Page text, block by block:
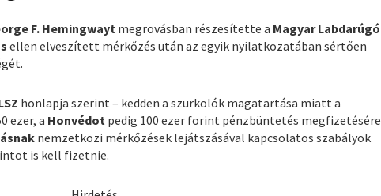
F. Hemingwayt megrovásban részesítette a Magyar Labdarúgó
ellen elveszített mérkőzés után az egyik nyilatkozatában sértően
honlapja szerint – kedden a szurkolók magatartása miatt a
ezer, a Honvédot pedig 100 ezer forint pénzbüntetés megfizetésére
nemzetközi mérkőzések lejátszásával kapcsolatos szabályok
is kell fizetnie.